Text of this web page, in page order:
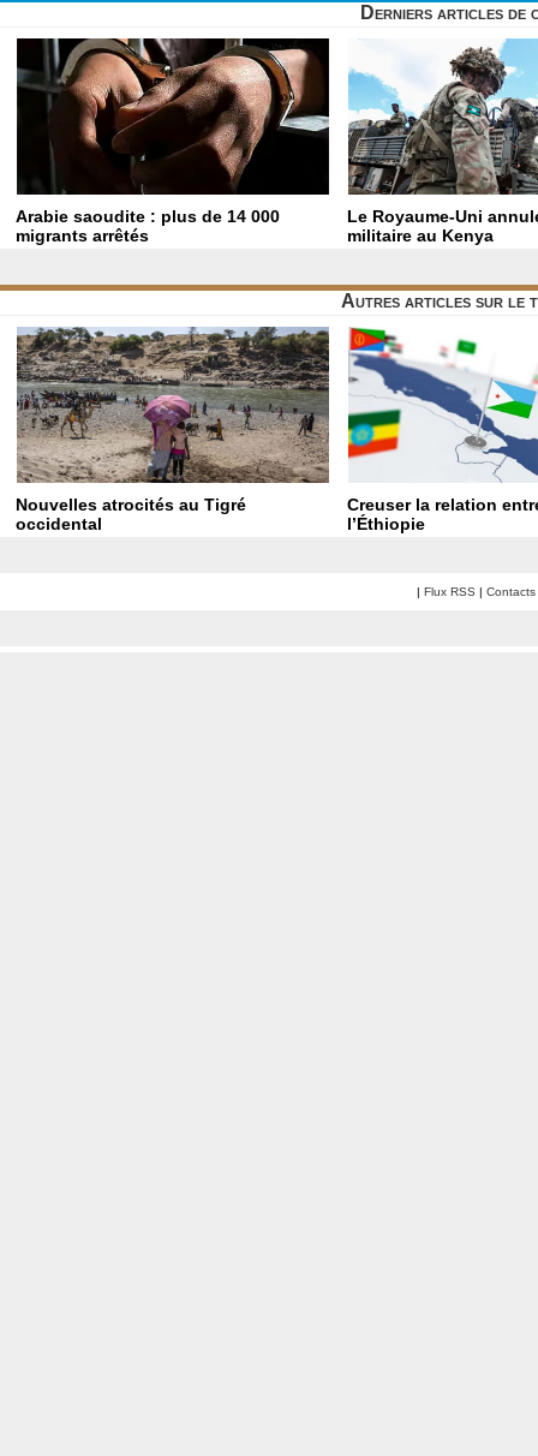
Derniers articles de
Arabie saoudite : plus de 14 000
migrants arrêtés
Le Royaume-Uni
militaire au Kenya
Autres articles sur le
Nouvelles atrocités au Tigré
occidental
Creuser la relation
l’Éthiopie
| Flux RSS | Contacts